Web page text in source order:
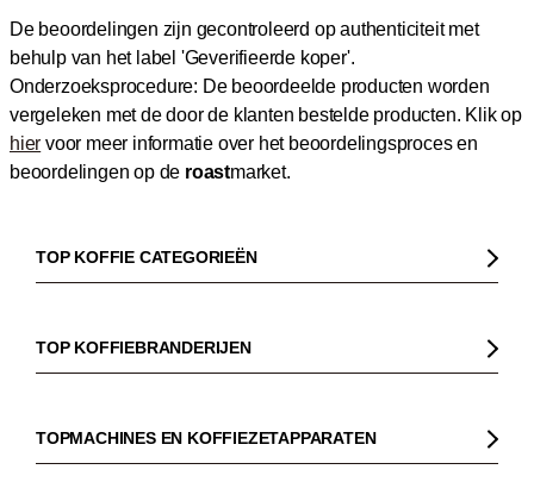
De beoordelingen zijn gecontroleerd op authenticiteit met
behulp van het label 'Geverifieerde koper'.
Onderzoeksprocedure: De beoordeelde producten worden
vergeleken met de door de klanten bestelde producten. Klik op
hier voor meer informatie over het beoordelingsproces en
beoordelingen op de roastmarket.
TOP KOFFIE CATEGORIEËN
Koffiebonen
Biologische koffie
TOP KOFFIEBRANDERIJEN
Dinzler
Elbgold
TOPMACHINES EN KOFFIEZETAPPARATEN